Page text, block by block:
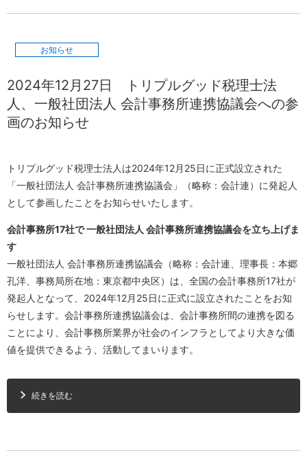
お知らせ
2024年12月27日
トリプルグッド税理士法
人、一般社団法人 会計事務所連携協議会への参
画のお知らせ
トリプルグッド税理士法人は2024年12月25日に正式設立された
「一般社団法人 会計事務所連携協議会」（略称：会計連）に発起人
として参画したことをお知らせいたします。
会計事務所17社で 一般社団法人 会計事務所連携協議会を立ち上げま
す
一般社団法人 会計事務所連携協議会（略称：会計連、理事長：本郷
孔洋、事務局所在地：東京都中央区）は、全国の会計事務所17社が
発起人となって、2024年12月25日に正式に設立されたことをお知
らせします。会計事務所連携協議会は、会計事務所間の連携を図る
ことにより、会計事務所業界が社会のインフラとしてより大きな価
値を提供できるよう、活動してまいります。
続きを読む